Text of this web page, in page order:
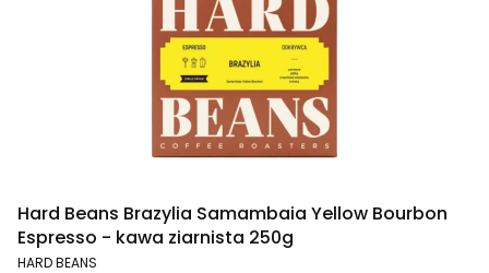
Hard Beans Brazylia Samambaia Yellow Bourbon
Espresso - kawa ziarnista 250g
PRODUCENT
HARD BEANS